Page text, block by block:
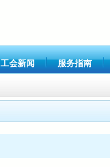
工会新闻 服务指南